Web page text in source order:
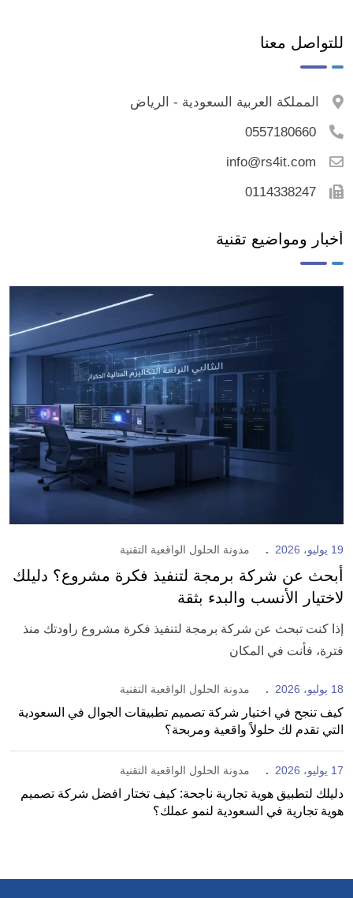
للتواصل معنا
المملكة العربية السعودية - الرياض
0557180660
info@rs4it.com
أخبار ومواضيع تقنية
19 يوليو، 2026 مدونة الحلول الواقعية التقنية
أبحث عن شركة برمجة لتنفيذ فكرة مشروع؟ دليلك
لاختيار الأنسب والبدء بثقة
إذا كنت تبحث عن شركة برمجة لتنفيذ فكرة مشروع راودتك منذ
فترة، فأنت في المكان
18 يوليو، 2026 مدونة الحلول الواقعية التقنية
كيف تنجح في اختيار شركة تصميم تطبيقات الجوال في السعودية
التي تقدم لك حلولاً واقعية ومربحة؟
17 يوليو، 2026 مدونة الحلول الواقعية التقنية
دليلك لتطبيق هوية تجارية ناجحة: كيف تختار افضل شركة تصميم
هوية تجارية في السعودية لنمو عملك؟